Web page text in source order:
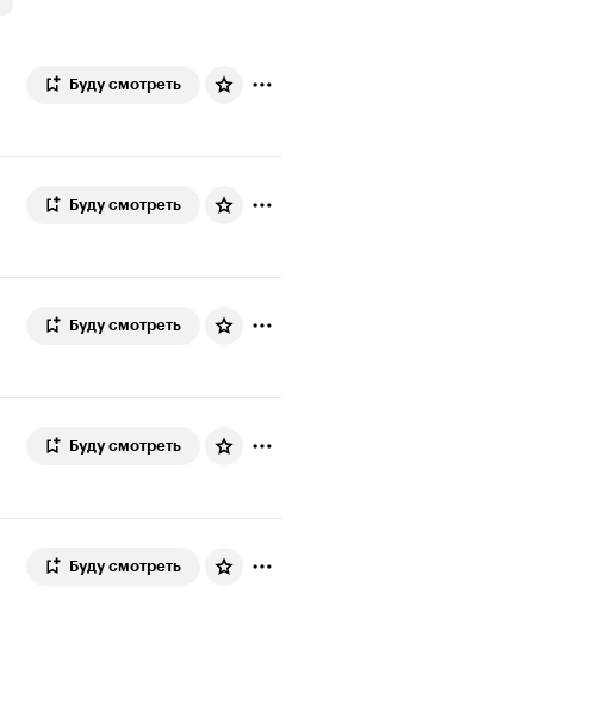
Буду смотреть
Буду смотреть
Буду смотреть
Буду смотреть
Буду смотреть